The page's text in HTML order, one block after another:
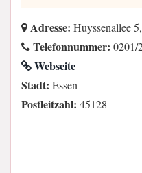
Adresse: Huyssenallee
Telefonnummer: 0201/
Webseite
Stadt: Essen
Postleitzahl: 45128